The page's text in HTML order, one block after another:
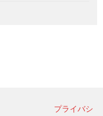
プライバシ